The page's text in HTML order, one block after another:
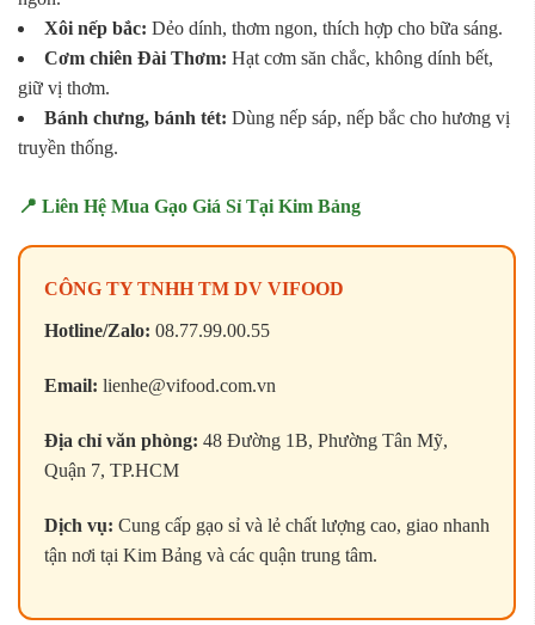
Xôi nếp bắc: Dẻo dính, thơm ngon, thích hợp cho bữa sáng.
Cơm chiên Đài Thơm: Hạt cơm săn chắc, không dính bết,
giữ vị thơm.
Bánh chưng, bánh tét: Dùng nếp sáp, nếp bắc cho hương vị
truyền thống.
📍 Liên Hệ Mua Gạo Giá Sỉ Tại Kim Bảng
CÔNG TY TNHH TM DV VIFOOD
Hotline/Zalo: 08.77.99.00.55
Email: lienhe@vifood.com.vn
Địa chỉ văn phòng: 48 Đường 1B, Phường Tân Mỹ,
Quận 7, TP.HCM
Dịch vụ: Cung cấp gạo sỉ và lẻ chất lượng cao, giao nhanh
tận nơi tại Kim Bảng và các quận trung tâm.